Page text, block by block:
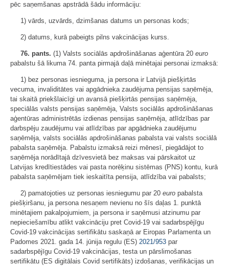
pēc saņemšanas apstrādā šādu informāciju:
1) vārds, uzvārds, dzimšanas datums un personas kods;
2) datums, kurā pabeigts pilns vakcinācijas kurss.
76. pants. (1) Valsts sociālās apdrošināšanas aģentūra 20 euro
pabalstu šā likuma 74. panta pirmajā daļā minētajai personai izmaksā:
1) bez personas iesnieguma, ja persona ir Latvijā piešķirtās
vecuma, invaliditātes vai apgādnieka zaudējuma pensijas saņēmēja,
tai skaitā priekšlaicīgi un avansā piešķirtās pensijas saņēmēja,
speciālās valsts pensijas saņēmēja, Valsts sociālās apdrošināšanas
aģentūras administrētās izdienas pensijas saņēmēja, atlīdzības par
darbspēju zaudējumu vai atlīdzības par apgādnieka zaudējumu
saņēmēja, valsts sociālās apdrošināšanas pabalsta vai valsts sociālā
pabalsta saņēmēja. Pabalstu izmaksā reizi mēnesī, piegādājot to
saņēmēja norādītajā dzīvesvietā bez maksas vai pārskaitot uz
Latvijas kredītiestādes vai pasta norēķinu sistēmas (PNS) kontu, kurā
pabalsta saņēmējam tiek ieskaitīta pensija, atlīdzība vai pabalsts;
2) pamatojoties uz personas iesniegumu par 20 euro pabalsta
piešķiršanu, ja persona nesaņem nevienu no šīs daļas 1. punktā
minētajiem pakalpojumiem, ja persona ir saņēmusi atzinumu par
nepieciešamību atlikt vakcināciju pret Covid-19 vai sadarbspējīgu
Covid-19 vakcinācijas sertifikātu saskaņā ar Eiropas Parlamenta un
Padomes 2021. gada 14. jūnija regulu (ES) 2021/953 par
sadarbspējīgu Covid-19 vakcinācijas, testa un pārslimošanas
sertifikātu (ES digitālais Covid sertifikāts) izdošanas, verifikācijas un